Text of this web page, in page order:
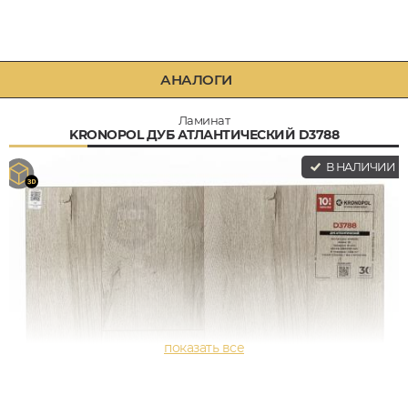
АНАЛОГИ
Ламинат
KRONOPOL ДУБ АТЛАНТИЧЕСКИЙ D3788
В НАЛИЧИИ